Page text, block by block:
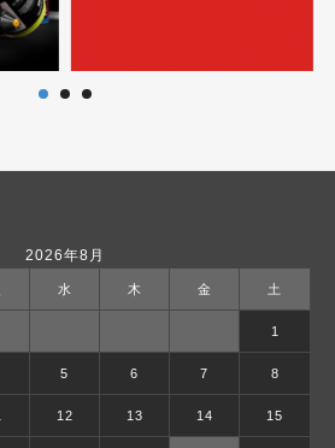
2026年8月
水 木 金 土
1
5 6 7 8
12 13 14 15